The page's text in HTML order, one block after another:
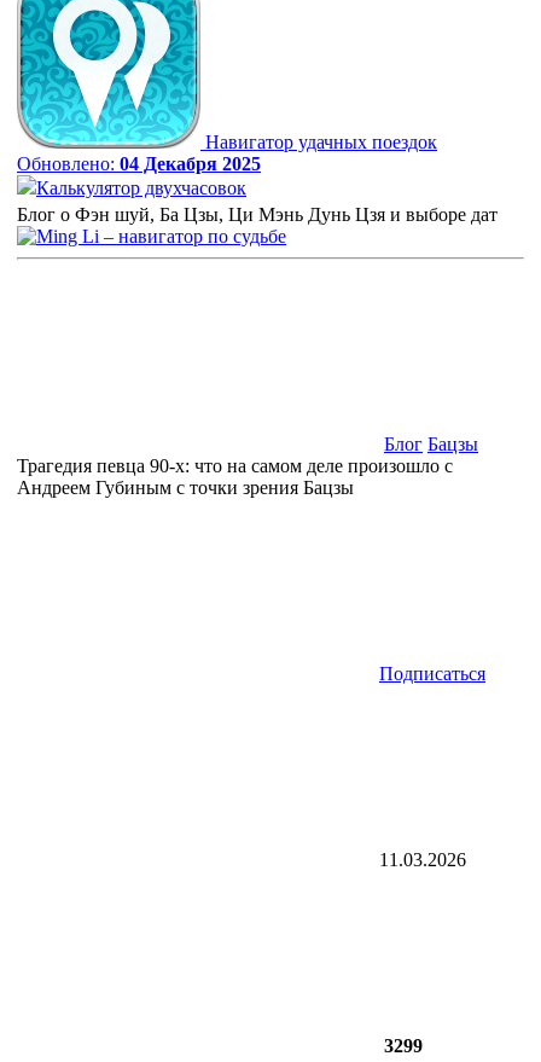
Навигатор удачных поездок
Обновлено: 04 Декабря 2025
Калькулятор двухчасовок
Блог о Фэн шуй, Ба Цзы, Ци Мэнь Дунь Цзя и выборе дат
Блог Бацзы
Трагедия певца 90-х: что на самом деле произошло с
Андреем Губиным с точки зрения Бацзы
Подписаться
11.03.2026
3299